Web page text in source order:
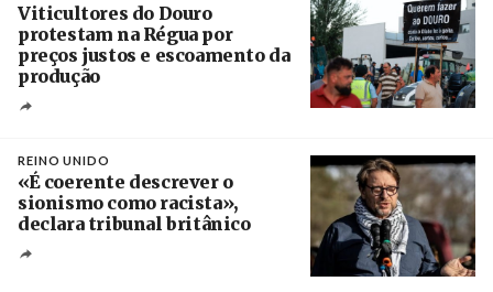
Viticultores do Douro
protestam na Régua por
preços justos e escoamento da
produção
REINO UNIDO
«É coerente descrever o
sionismo como racista»,
declara tribunal britânico